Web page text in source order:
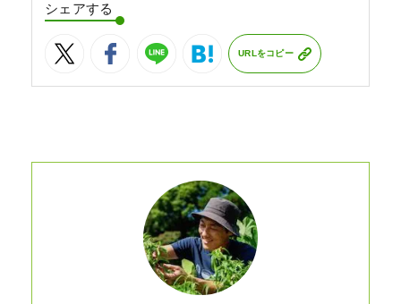
シェアする
URLをコピー